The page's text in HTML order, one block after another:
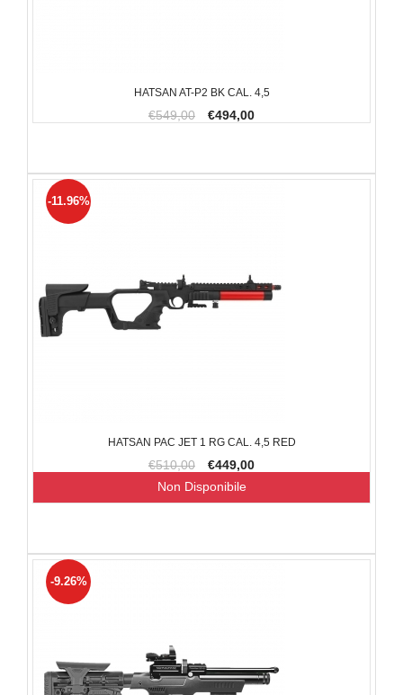
HATSAN AT-P2 BK CAL. 4,5
€549,00 €494,00
HATSAN PAC JET 1 RG CAL. 4,5 RED
€510,00 €449,00
-11.96%
Non Disponibile
-9.26%